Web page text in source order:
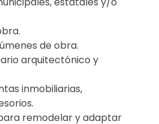
de obra.
arquitectónico y
inmobiliarias,
remodelar y adaptar